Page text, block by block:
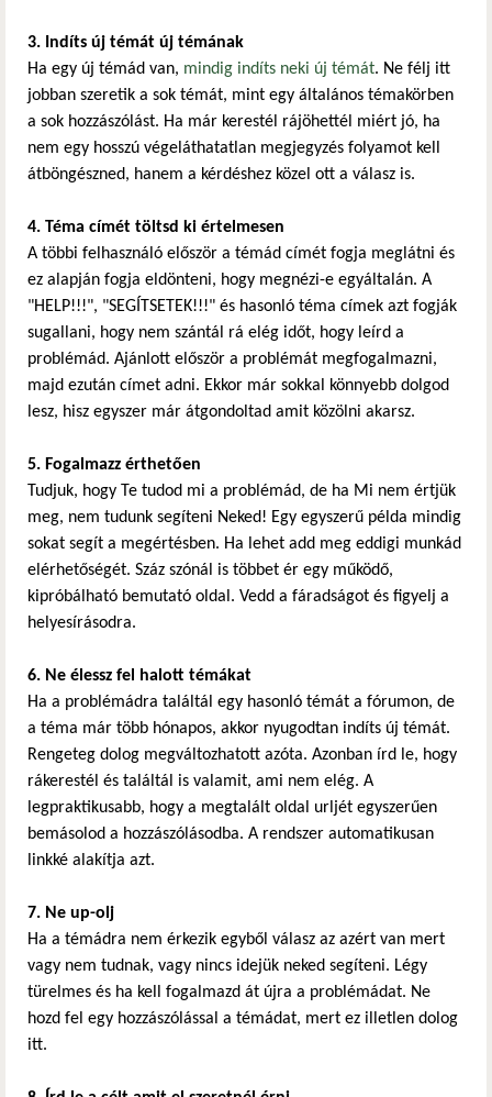
3. Indíts új témát új témának
Ha egy új témád van, mindig indíts neki új témát. Ne félj itt
jobban szeretik a sok témát, mint egy általános témakörben
a sok hozzászólást. Ha már kerestél rájöhettél miért jó, ha
nem egy hosszú végeláthatatlan megjegyzés folyamot kell
átböngészned, hanem a kérdéshez közel ott a válasz is.
4. Téma címét töltsd ki értelmesen
A többi felhasználó először a témád címét fogja meglátni és
ez alapján fogja eldönteni, hogy megnézi-e egyáltalán. A
"HELP!!!", "SEGÍTSETEK!!!" és hasonló téma címek azt fogják
sugallani, hogy nem szántál rá elég időt, hogy leírd a
problémád. Ajánlott először a problémát megfogalmazni,
majd ezután címet adni. Ekkor már sokkal könnyebb dolgod
lesz, hisz egyszer már átgondoltad amit közölni akarsz.
5. Fogalmazz érthetően
Tudjuk, hogy Te tudod mi a problémád, de ha Mi nem értjük
meg, nem tudunk segíteni Neked! Egy egyszerű példa mindig
sokat segít a megértésben. Ha lehet add meg eddigi munkád
elérhetőségét. Száz szónál is többet ér egy működő,
kipróbálható bemutató oldal. Vedd a fáradságot és figyelj a
helyesírásodra.
6. Ne élessz fel halott témákat
Ha a problémádra találtál egy hasonló témát a fórumon, de
a téma már több hónapos, akkor nyugodtan indíts új témát.
Rengeteg dolog megváltozhatott azóta. Azonban írd le, hogy
rákerestél és találtál is valamit, ami nem elég. A
legpraktikusabb, hogy a megtalált oldal urljét egyszerűen
bemásolod a hozzászólásodba. A rendszer automatikusan
linkké alakítja azt.
7. Ne up-olj
Ha a témádra nem érkezik egyből válasz az azért van mert
vagy nem tudnak, vagy nincs idejük neked segíteni. Légy
türelmes és ha kell fogalmazd át újra a problémádat. Ne
hozd fel egy hozzászólással a témádat, mert ez illetlen dolog
itt.